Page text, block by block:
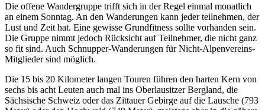
Die offene Wandergruppe trifft sich in der Regel einmal monatlich
an einem Sonntag. An den Wanderungen kann jeder teilnehmen, der
Lust und Zeit hat. Eine gewisse Grundfitness sollte vorhanden sein.
Die Gruppe nimmt jedoch Rücksicht auf Teilnehmer, die nicht ganz
so fit sind. Auch Schnupper-Wanderungen für Nicht-Alpenvereins-
Mitglieder sind möglich.
Die 15 bis 20 Kilometer langen Touren führen den harten Kern von
sechs bis acht Leuten auch mal ins Oberlausitzer Bergland, die
Sächsische Schweiz oder das Zittauer Gebirge auf die Lausche (793